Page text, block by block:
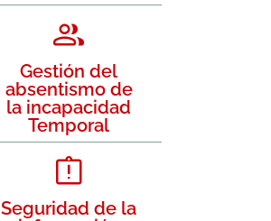
Gestión del
absentismo de
la incapacidad
Temporal
Seguridad de la